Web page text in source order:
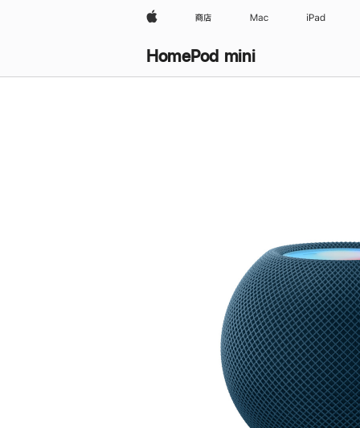
Apple 商店 Mac iPad
HomePod mini